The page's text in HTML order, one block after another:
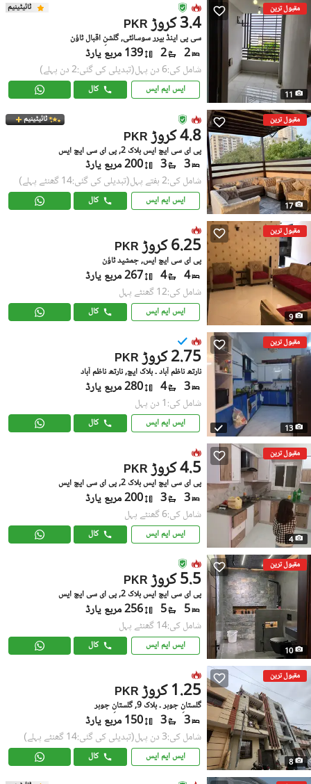
مقبول ترین
11
ٹائیٹینیم
PKR 3.4 کروڑ
سی پی اینڈ بیرر سوسائٹی, گلشنِ اقبال ٹاؤن
2
2 139 مربع یارڈ
شامل کی:6 دن پہل (تبدیلی کی گئی:2 دن پہلے)
ایس ایم ایس کال
مقبول ترین
17
ٹائیٹینیم
PKR 4.8 کروڑ
پی ای سی ایچ ایس بلاک 2, پی ای سی ایچ ایس
3
3 200 مربع یارڈ
شامل کی:2 ہفتے پہل (تبدیلی کی گئی:14 گھنٹے پہلے)
ایس ایم ایس کال
مقبول ترین
9
PKR 6.25 کروڑ
پی ای سی ایچ ایس, جمشید ٹاؤن
4
4 267 مربع یارڈ
شامل کی:12 گھنٹے پہل
ایس ایم ایس کال
مقبول ترین
13
PKR 2.75 کروڑ
نارتھ ناظم آباد ۔ بلاک ایچ, نارتھ ناظم آباد
3
4 280 مربع یارڈ
شامل کی:1 دن پہل
ایس ایم ایس کال
مقبول ترین
4
PKR 4.5 کروڑ
پی ای سی ایچ ایس بلاک 2, پی ای سی ایچ ایس
3
3 200 مربع یارڈ
شامل کی:6 گھنٹے پہل
ایس ایم ایس کال
مقبول ترین
10
PKR 5.5 کروڑ
پی ای سی ایچ ایس بلاک 2, پی ای سی ایچ ایس
5
5 256 مربع یارڈ
شامل کی:14 گھنٹے پہل
ایس ایم ایس کال
مقبول ترین
8
PKR 1.25 کروڑ
گلستانِِ جوہر ۔ بلاک 9, گلستانِ جوہر
3
3 150 مربع یارڈ
شامل کی:3 دن پہل (تبدیلی کی گئی:14 گھنٹے پہلے)
ایس ایم ایس کال